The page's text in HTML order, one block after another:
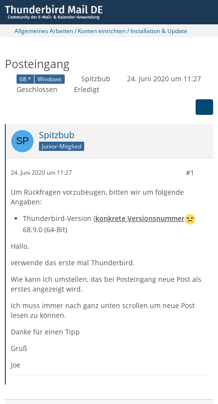
Allgemeines Arbeiten / Konten einrichten / Installation & Update
Posteingang
68.* Windows Spitzbub
24. Juni 2020 um 11:27
Geschlossen
Erledigt
Spitzbub
Junior-Mitglied
24. Juni 2020 um 11:27 #1
Um Rückfragen vorzubeugen, bitten wir um folgende
Angaben:
Thunderbird-Version (konkrete Versionsnummer
68.9.0 (64-Bit)
Hallo,
verwende das erste mal Thunderbird.
Wie kann ich umstellen, das bei Posteingang neue Post als
erstes angezeigt wird.
Ich muss immer nach ganz unten scrollen um neue Post
lesen zu können.
Danke für einen Tipp
Gruß
Joe